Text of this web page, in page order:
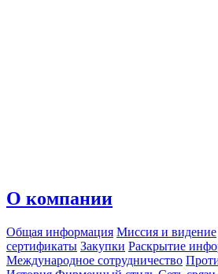
О компании
Общая информация Миссия и видение
сертификаты Закупки Раскрытие
Международное сотрудничество